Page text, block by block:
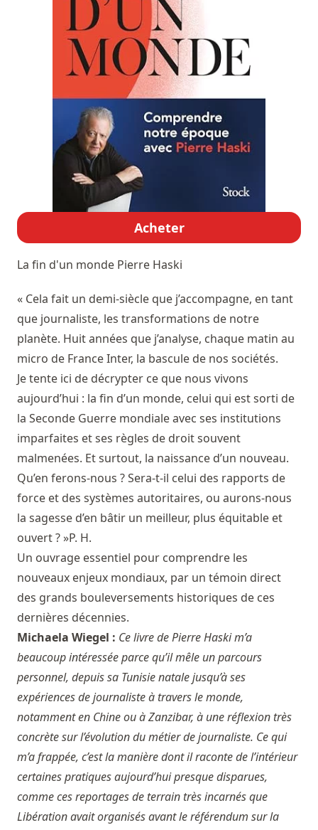
Acheter
La fin d'un monde Pierre Haski
« Cela fait un demi-siècle que j’accompagne, en tant
que journaliste, les transformations de notre
planète. Huit années que j’analyse, chaque matin au
micro de France Inter, la bascule de nos sociétés.
Je tente ici de décrypter ce que nous vivons
aujourd’hui : la fin d’un monde, celui qui est sorti de
la Seconde Guerre mondiale avec ses institutions
imparfaites et ses règles de droit souvent
malmenées. Et surtout, la naissance d’un nouveau.
Qu’en ferons-nous ? Sera-t-il celui des rapports de
force et des systèmes autoritaires, ou aurons-nous
la sagesse d’en bâtir un meilleur, plus équitable et
ouvert ? »P. H.
Un ouvrage essentiel pour comprendre les
nouveaux enjeux mondiaux, par un témoin direct
des grands bouleversements historiques de ces
dernières décennies.
Michaela Wiegel : Ce livre de Pierre Haski m’a
beaucoup intéressée parce qu’il mêle un parcours
personnel, depuis sa Tunisie natale jusqu’à ses
expériences de journaliste à travers le monde,
notamment en Chine ou à Zanzibar, à une réflexion très
concrète sur l’évolution du métier de journaliste. Ce qui
m’a frappée, c’est la manière dont il raconte de l’intérieur
certaines pratiques aujourd’hui presque disparues,
comme ces reportages de terrain très incarnés que
Libération avait organisés avant le référendum sur la